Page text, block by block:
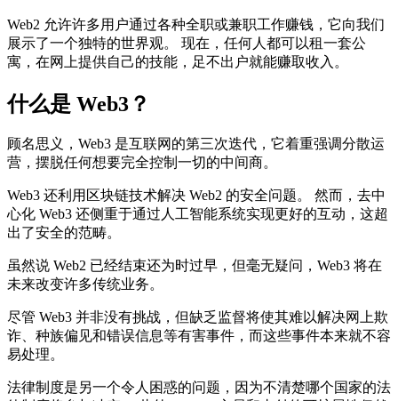
Web2 允许许多用户通过各种全职或兼职工作赚钱，它向我们
展示了一个独特的世界观。 现在，任何人都可以租一套公
寓，在网上提供自己的技能，足不出户就能赚取收入。
什么是 Web3？
顾名思义，Web3 是互联网的第三次迭代，它着重强调分散运
营，摆脱任何想要完全控制一切的中间商。
Web3 还利用区块链技术解决 Web2 的安全问题。 然而，去中
心化 Web3 还侧重于通过人工智能系统实现更好的互动，这超
出了安全的范畴。
虽然说 Web2 已经结束还为时过早，但毫无疑问，Web3 将在
未来改变许多传统业务。
尽管 Web3 并非没有挑战，但缺乏监督将使其难以解决网上欺
诈、种族偏见和错误信息等有害事件，而这些事件本来就不容
易处理。
法律制度是另一个令人困惑的问题，因为不清楚哪个国家的法